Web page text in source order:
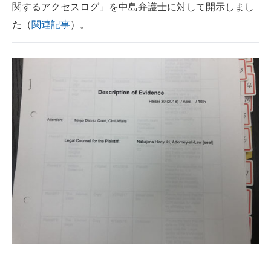
関するアクセスログ」を中島弁護士に対して開示しまし
た（関連記事）。